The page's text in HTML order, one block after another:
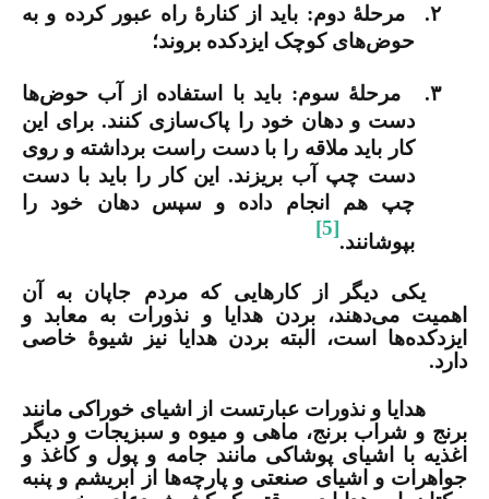
۲.
مرحلۀ دوم: باید از کنارۀ راه عبور کرده و به
حوض‌های کوچک ایزدکده بروند؛
۳.
مرحلۀ سوم: باید با استفاده از آب حوض‌ها
دست و دهان خود را پاک‌سازی کنند. برای این‌
کار باید ملاقه را با دست راست برداشته و روی
دست چپ آب بریزند. این کار را باید با دست
چپ هم انجام داده و سپس دهان خود را
بپوشانند.
[5]
یکی دیگر از کارهایی که مردم جاپان به آن
اهمیت می‌دهند، بردن هدایا و نذورات به معابد و
ایزدکده‌ها است، البته بردن هدایا نیز شیوۀ خاصی
دارد.
هدایا و نذورات عبارتست از اشیای خوراکی مانند
برنج و شراب برنج، ماهی و میوه و سبزیجات و دیگر
اغذیه با اشیای پوشاکی مانند جامه و پول و کاغذ و
جواهرات و اشیای صنعتی و پارچه‌ها از ابریشم و پنبه